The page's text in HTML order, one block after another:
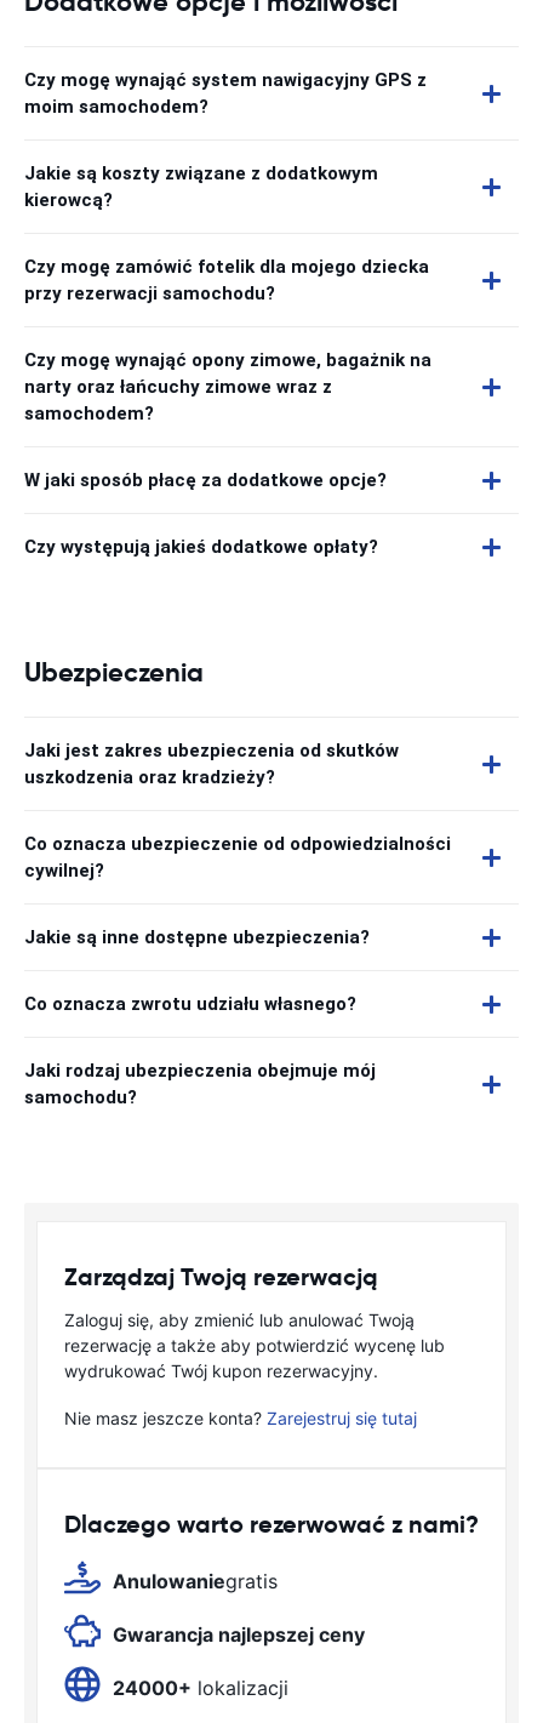
Czy mogę wynająć system nawigacyjny GPS z
moim samochodem?
Jakie są koszty związane z dodatkowym
kierowcą?
Czy mogę zamówić fotelik dla mojego dziecka
przy rezerwacji samochodu?
Czy mogę wynająć opony zimowe, bagażnik na
narty oraz łańcuchy zimowe wraz z
samochodem?
W jaki sposób płacę za dodatkowe opcje?
Czy występują jakieś dodatkowe opłaty?
Ubezpieczenia
Jaki jest zakres ubezpieczenia od skutków
uszkodzenia oraz kradzieży?
Co oznacza ubezpieczenie od odpowiedzialności
cywilnej?
Jakie są inne dostępne ubezpieczenia?
Co oznacza zwrotu udziału własnego?
Jaki rodzaj ubezpieczenia obejmuje mój
samochodu?
Zarządzaj Twoją rezerwacją
Zaloguj się, aby zmienić lub anulować Twoją
rezerwację a także aby potwierdzić wycenę lub
wydrukować Twój kupon rezerwacyjny.
Nie masz jeszcze konta? Zarejestruj się tutaj
Dlaczego warto rezerwować z nami?
Anulowaniegratis
Gwarancja najlepszej ceny
24000+ lokalizacji